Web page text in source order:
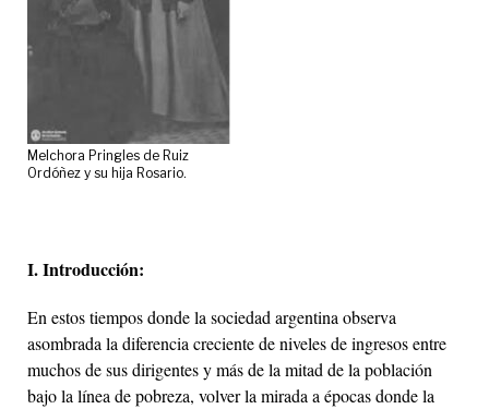
Melchora Pringles de Ruiz
Ordóñez y su hija Rosario.
I. Introducción:
En estos tiempos donde la sociedad argentina observa
asombrada la diferencia creciente de niveles de ingresos entre
muchos de sus dirigentes y más de la mitad de la población
bajo la línea de pobreza, volver la mirada a épocas donde la